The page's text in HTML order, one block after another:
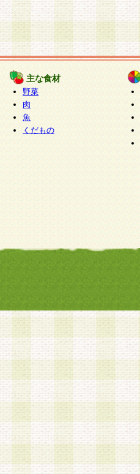
主な食材
野菜
肉
魚
くだもの